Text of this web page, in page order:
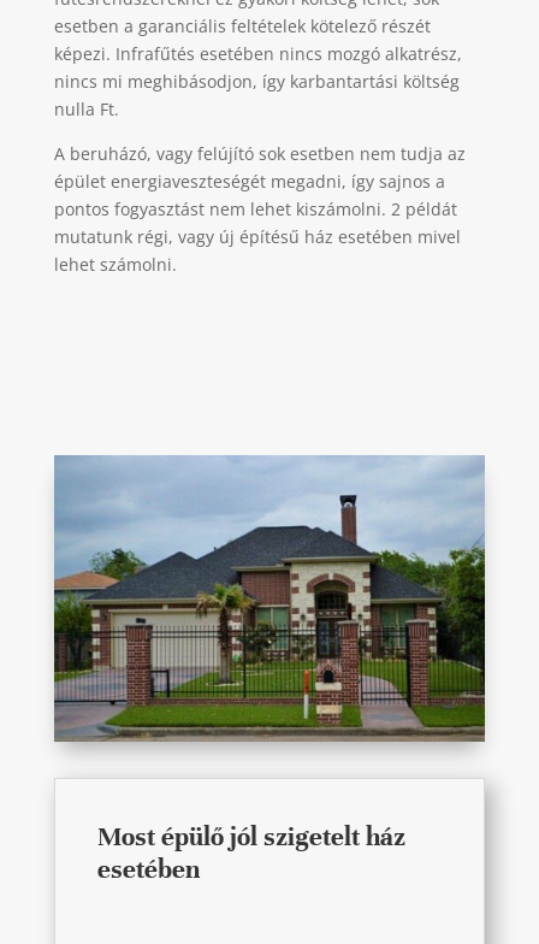
esetben a garanciális feltételek kötelező részét
képezi. Infrafűtés esetében nincs mozgó alkatrész,
nincs mi meghibásodjon, így karbantartási költség
nulla Ft.
A beruházó, vagy felújító sok esetben nem tudja az
épület energiaveszteségét megadni, így sajnos a
pontos fogyasztást nem lehet kiszámolni. 2 példát
mutatunk régi, vagy új építésű ház esetében mivel
lehet számolni.
Most épülő jól szigetelt ház
esetében